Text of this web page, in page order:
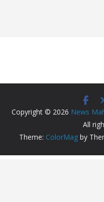
Copyright © 2026 News
All
Theme: ColorMag by